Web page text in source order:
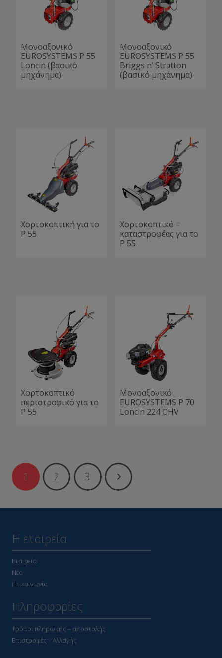
Μονοαξονικό
EUROSYSTEMS P 55
Loncin (βασικό
μηχάνημα)
Μονοαξονικό
EUROSYSTEMS P 55
Briggs n’ Stratton
(βασικό μηχάνημα)
Χορτοκοπτική για το
P 55
Χορτοκοπτικό –
καταστροφέας για το
P 55
Χορτοκοπτικό
περιστροφικό για το
P 55
Μονοαξονικό
EUROSYSTEMS P 70
Loncin 224 OHV
1 2 3
Η εταιρεία
Εταιρεία
Νέα
Επικοινωνία
Πληροφορίες
Τρόποι πληρωμής – αποστολής
Επιστροφές – Αλλαγής